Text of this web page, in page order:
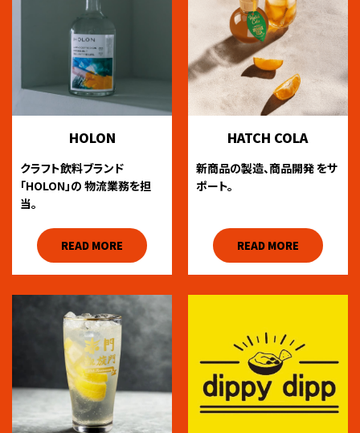
HOLON
クラフト飲料ブランド
「HOLON」の 物流業務を担
当。
READ MORE
HATCH COLA
新商品の製造、商品開発をサ
ポート。
READ MORE